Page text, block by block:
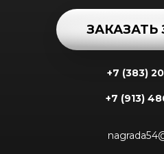
+7 (383)
+7 (913)